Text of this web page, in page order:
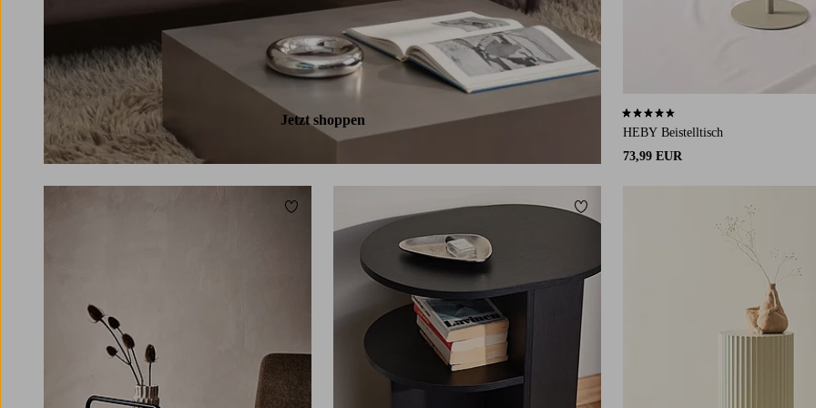
Jetzt shoppen
HEBY Beistelltisch
73,99 EUR
4,7 basierend auf 31 Bewertungen
Zu Favoriten hinzufügen Zu Favoriten hinzufügen